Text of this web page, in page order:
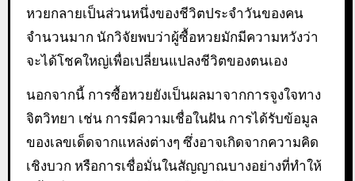
หวยกลายเป็นส่วนหนึ่งของชีวิตประจำวันของคน
จำนวนมาก นักวิจัยพบว่าผู้ซื้อหวยมักมีความหวังว่า
จะได้โชคใหญ่เพื่อเปลี่ยนแปลงชีวิตของตนเอง
นอกจากนี้ การซื้อหวยยังเป็นผลมาจากการจูงใจทาง
จิตวิทยา เช่น การมีความเชื่อในฝัน การได้รับข้อมูล
ของเลขเด็ดจากแหล่งต่างๆ ซึ่งอาจเกิดจากความคิด
เชิงบวก หรือการเชื่อมั่นในสัญญาณบางอย่างที่ทำให้